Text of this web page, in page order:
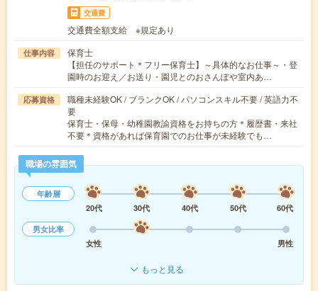
交通費
交通費全額支給 ※規定あり
仕事内容
保育士
【担任のサポート＊フリー保育士】～具体的なお仕事～・登
園時のお迎え／お送り・園児とのおさんぽや室内あ…
応募資格
職種未経験OK / ブランクOK / パソコンスキル不要 / 英語力不
要
保育士・保母・幼稚園教諭資格をお持ちの方＊履歴書・来社
不要＊資格があれば保育園でのお仕事が未経験でも…
職場の雰囲気
年齢層
20代
30代 40代 50代
60代
男女比率
女性
男性
もっと見る